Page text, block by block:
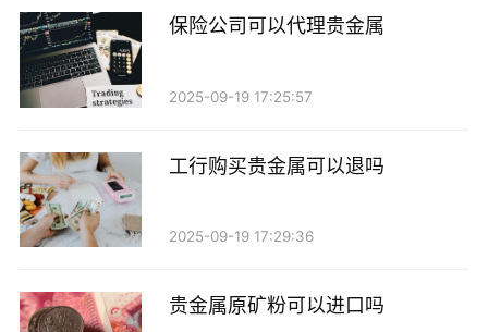
式的交易速度快，适合希望快速进出市场的投资者。
3. 期货和期权交易：贵金属期货和期权是一种衍生
入或卖出贵金属。虽然也可以实现相对快速的交易，但
由于合约到期时间的限制，其灵活性不如现货交易。
四、贵金属即时买卖的优势与风险
优势： - 流动性高：在合适的平台上，贵金属的即
保险公司可以代理贵金属
2025-09-19 17:25:57
工行购买贵金属可以退吗
2025-09-19 17:29:36
贵金属原矿粉可以进口吗